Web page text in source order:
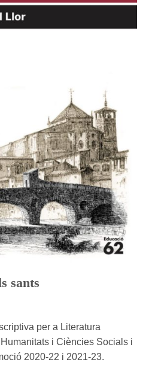
sants
per a Literatura
i Ciències Socials i
2020-22 i 2021-23.